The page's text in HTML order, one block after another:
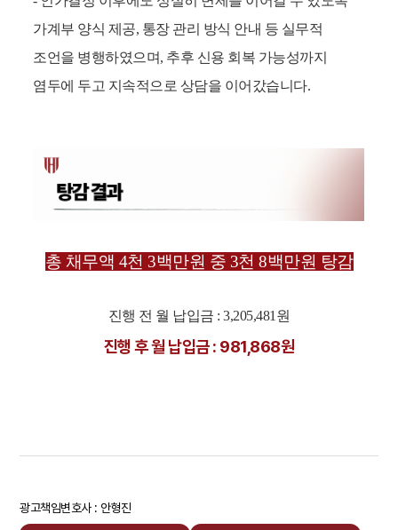
가계부 양식 제공, 통장 관리 방식 안내 등 실무적
조언을 병행하였으며, 추후 신용 회복 가능성까지
염두에 두고 지속적으로 상담을 이어갔습니다.
총 채무액 4천 3백만원 중 3천 8백만원 탕감
진행 전 월 납입금 : 3,205,481원
진행 후 월 납입금 : 981,868원
광고책임변호사 : 안형진